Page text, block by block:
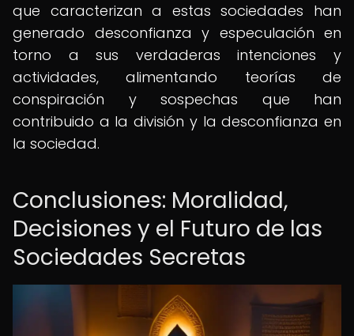
que caracterizan a estas sociedades han
generado desconfianza y especulación en
torno a sus verdaderas intenciones y
actividades, alimentando teorías de
conspiración y sospechas que han
contribuido a la división y la desconfianza en
la sociedad.
Conclusiones: Moralidad,
Decisiones y el Futuro de las
Sociedades Secretas